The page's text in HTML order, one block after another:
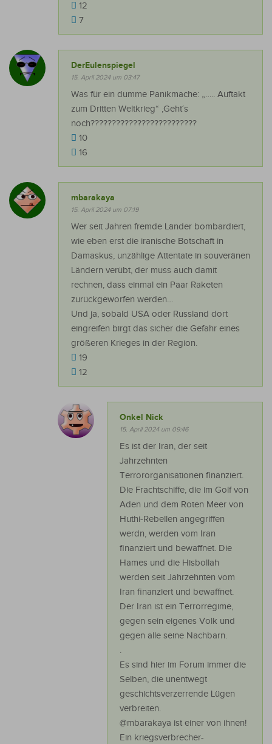
12
7
DerEulenspiegel
15. April 2024 um 03:47
Was für ein dumme Panikmache: „….. Auftakt
zum Dritten Weltkrieg“ ‚Geht´s
noch?????????????????????????
10
16
mbarakaya
15. April 2024 um 07:19
Wer seit Jahren fremde Länder bombardiert,
wie eben erst die iranische Botschaft in
Damaskus, unzählige Attentate in souveränen
Ländern verübt, der muss auch damit
rechnen, dass einmal ein Paar Raketen
zurückgeworfen werden…
Und ja, sobald USA oder Russland dort
eingreifen birgt das sicher die Gefahr eines
größeren Krieges in der Region.
19
12
Onkel Nick
15. April 2024 um 09:46
Es ist der Iran, der seit
Jahrzehnten
Terrororganisationen finanziert.
Die Frachtschiffe, die im Golf von
Aden und dem Roten Meer von
Huthi-Rebellen angegriffen
werdn, werden vom Iran
finanziert und bewaffnet. Die
Hames und die Hisbollah
werden seit Jahrzehnten vom
Iran finanziert und bewaffnet.
Der Iran ist ein Terrorregime,
gegen sein eigenes Volk und
gegen alle seine Nachbarn.
.
Es sind hier im Forum immer die
Selben, die unentwegt
geschichtsverzerrende Lügen
verbreiten.
@mbarakaya ist einer von ihnen!
Ein kriegsverbrecher-